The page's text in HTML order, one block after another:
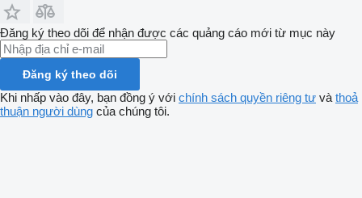
Đăng ký theo dõi để nhận được các quảng cáo mới từ mục này
Đăng ký theo dõi
Khi nhấp vào đây, bạn đồng ý với chính sách quyền riêng tư và thoả
thuận người dùng của chúng tôi.